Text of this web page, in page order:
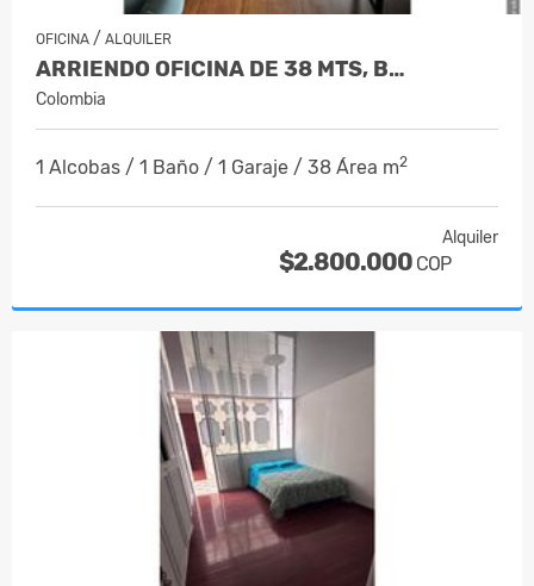
OFICINA / ALQUILER
ARRIENDO OFICINA DE 38 MTS, B…
Colombia
1 Alcobas / 1 Baño / 1 Garaje / 38 Área m2
Alquiler
$2.800.000 COP